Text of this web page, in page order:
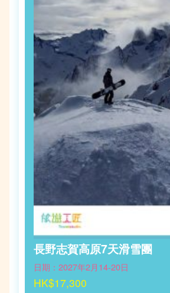
長野志賀高原7天滑雪團
日期：2027年2月14-20日
HK$17,300